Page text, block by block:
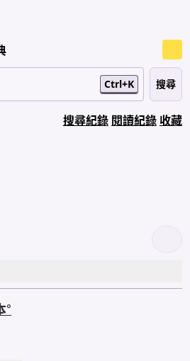
Ctrl+K
搜尋紀錄 閱讀紀錄 收藏